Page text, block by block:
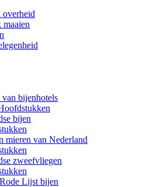
overheid
van bijenhotels
bijen
mieren van Nederland
zweefvliegen
Lijst bijen